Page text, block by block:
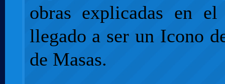
obras explicadas en
llegado a ser un Icono
de Masas.